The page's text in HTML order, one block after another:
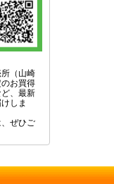
（山崎
お買得
、最新
しま
ぜひご